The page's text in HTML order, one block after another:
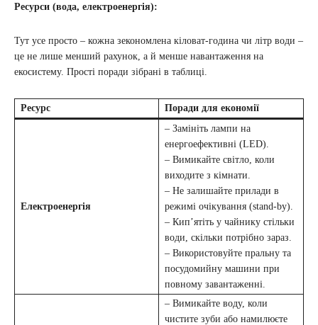
Ресурси (вода, електроенергія):
Тут усе просто – кожна зекономлена кіловат-година чи літр води –
це не лише менший рахунок, а й менше навантаження на
екосистему. Прості поради зібрані в таблиці.
Ресурс Поради для економії
Електроенергія
– Замініть лампи на
енергоефективні (LED).
– Вимикайте світло, коли
виходите з кімнати.
– Не залишайте прилади в
режимі очікування (stand-by).
– Кип’ятіть у чайнику стільки
води, скільки потрібно зараз.
– Використовуйте пральну та
посудомийну машини при
повному завантаженні.
– Вимикайте воду, коли
чистите зуби або намилюєте